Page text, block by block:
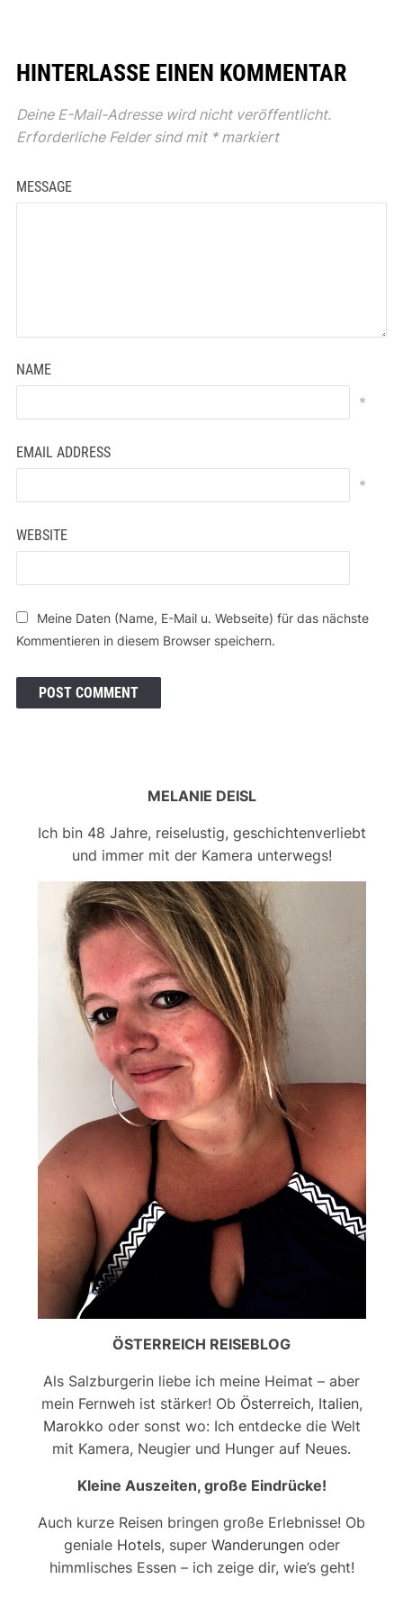
HINTERLASSE EINEN KOMMENTAR
Deine E-Mail-Adresse wird nicht veröffentlicht.
Erforderliche Felder sind mit *markiert
MESSAGE
NAME
*
EMAIL ADDRESS
*
WEBSITE
Meine Daten (Name, E-Mail u. Webseite) für das nächste
Kommentieren in diesem Browser speichern.
MELANIE DEISL
Ich bin 48 Jahre, reiselustig, geschichtenverliebt
und immer mit der Kamera unterwegs!
ÖSTERREICH REISEBLOG
Als Salzburgerin liebe ich meine Heimat – aber
mein Fernweh ist stärker! Ob Österreich, Italien,
Marokko oder sonst wo: Ich entdecke die Welt
mit Kamera, Neugier und Hunger auf Neues.
Kleine Auszeiten, große Eindrücke!
Auch kurze Reisen bringen große Erlebnisse! Ob
geniale Hotels, super Wanderungenoder
himmlisches Essen – ich zeige dir, wie’s geht!